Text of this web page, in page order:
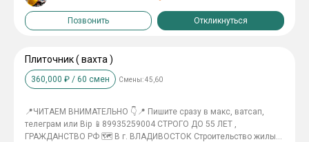
питание Спец одежду выдаем Билет купим Трудоустройство
официальное __________________ ❗Нужна справка об отсутствии
судимости ❗
Позвонить Откликнуться
Плиточник ( вахта )
360,000 ₽ / 60 смен Смены:45,60
📍ЧИТАЕМ ВНИМАТЕЛЬНО 👇📍 Пишите сразу в макс, ватсап,
телеграм или Bip 📱89935259004 СТРОГО ДО 55 ЛЕТ ,
ГРАЖДАНСТВО РФ 🗺 В г. ВЛАДИВОСТОК Строительство жилых